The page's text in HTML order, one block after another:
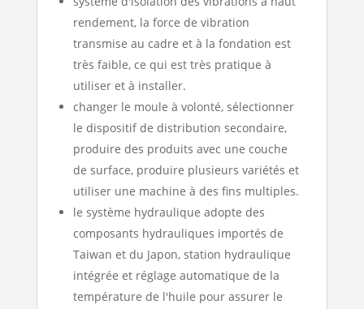
rendement, la force de vibration
transmise au cadre et à la fondation est
très faible, ce qui est très pratique à
utiliser et à installer.
changer le moule à volonté, sélectionner
le dispositif de distribution secondaire,
produire des produits avec une couche
de surface, produire plusieurs variétés et
utiliser une machine à des fins multiples.
le système hydraulique adopte des
composants hydrauliques importés de
Taiwan et du Japon, station hydraulique
intégrée et réglage automatique de la
température de l'huile pour assurer le